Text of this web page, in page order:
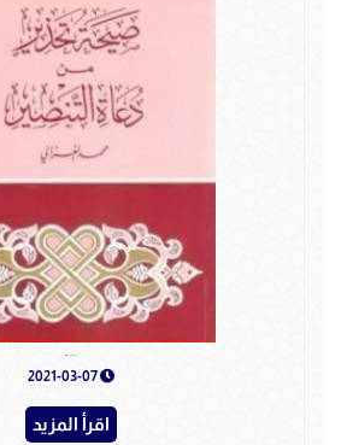
اقرأ المزيد